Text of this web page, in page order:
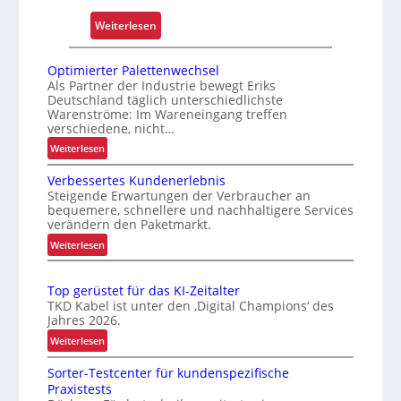
ä
s
s
i
g
k
e
t
u
n
d
r
i
s
Weiterlesen:
E
t
r
e
m
i
t
z
e
g
t
h
w
Optimierter Palettenwechsel
Als Partner der Industrie bewegt Eriks
Deutschland täglich unterschiedlichste
Warenströme: Im Wareneingang treffen
verschiedene, nicht…
Weiterlesen:
O
p
t
i
m
i
t
e
r
P
a
l
Verbessertes Kundenerlebnis
Steigende Erwartungen der Verbraucher an
bequemere, schnellere und nachhaltigere Services
verändern den Paketmarkt.
Weiterlesen:
V
r
b
e
s
s
e
r
Top gerüstet für das KI-Zeitalter
TKD Kabel ist unter den ‚Digital Champions‘ des
Jahres 2026.
Weiterlesen:
T
o
p
Sorter-Testcenter für kundenspezifische
Praxistests